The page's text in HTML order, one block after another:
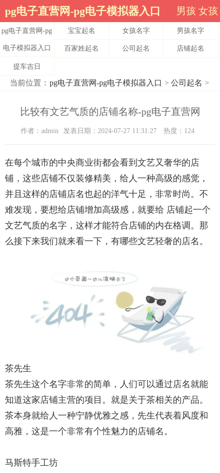
pg电子直营网-pg电子模拟器入口 男孩 女孩
pg电子直营网-pg
电子模拟器入口
宝宝起名 女孩名字 男孩名字
百家姓起名 公司起名 店铺起名
提车吉日
当前位置： pg电子直营网-pg电子模拟器入口 > 公司起名 >
比较有文艺气质的店铺名称-pg电子直营网
作者：admin 发表日期：2024-07-27 11:31:27 热度：124
在每个城市的中央商业街都会看到文艺又奢华的店
铺，这些店铺不仅装修精美，给人一种高级的感觉，
并且这样的店铺店名也起的洋气十足，非常时尚。不
难发现，要想给店铺增加高级感，就要给 店铺起一个
文艺气质的名字，这样才能符合店铺的内在格调。那
么接下来我们就来看一下，有哪些文艺轻奢的店名。
茶先生
茶先生这个名字非常的简单，人们可以通过店名就能
知道这家店铺主营的项目。就是关于茶相关的产品。
茶本身就给人一种宁静优雅之感，先生代表着风度和
高雅，这是一个非常有个性魅力的店铺名。
马斯特手工坊